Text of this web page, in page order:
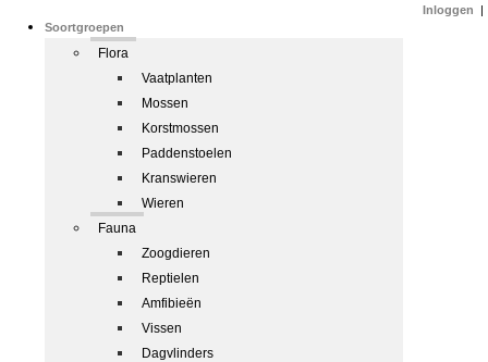
Soortgroepen
Flora
Vaatplanten
Mossen
Korstmossen
Paddenstoelen
Kranswieren
Wieren
Fauna
Zoogdieren
Reptielen
Amfibieën
Vissen
Dagvlinders
Inloggen |